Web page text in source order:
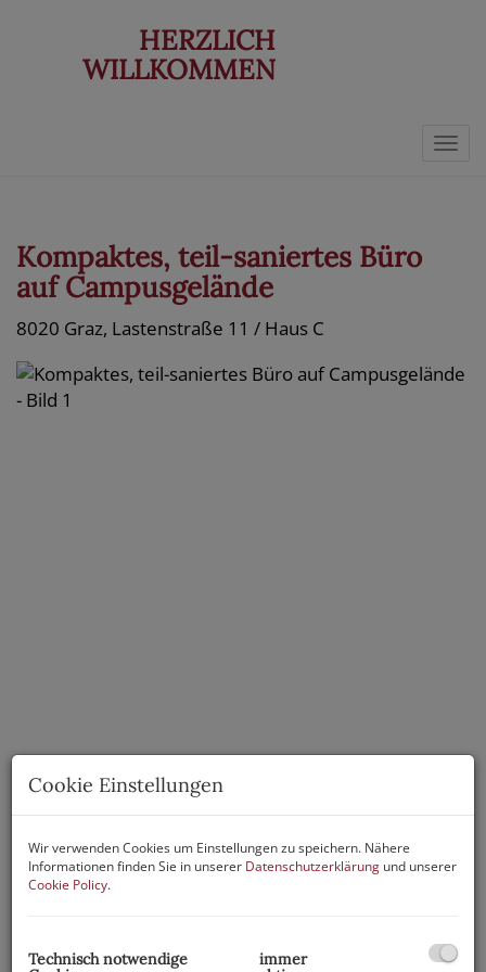
HERZLICH
WILLKOMMEN
Kompaktes, teil-saniertes Büro
auf Campusgelände
8020 Graz, Lastenstraße 11 / Haus C
Beschreibung
Sie starten mit Ihrem Unternehmen oder wollen
Cookie Einstellungen
Wir verwenden Cookies um Einstellungen zu speichern. Nähere
Informationen finden Sie in unserer Datenschutzerklärung und unserer
Cookie Policy.
Technisch notwendige
immer